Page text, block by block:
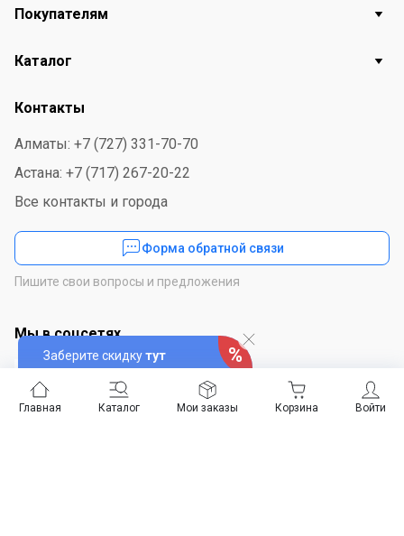
Главная Каталог Войти
Мои заказы Корзина
Заберите скидкутут
Покупателям
Каталог
Контакты
Алматы: +7 (727) 331-70-70
Астана: +7 (717) 267-20-22
Все контакты и города
Форма обратной связи
Пишите свои вопросы и предложения
Мы в соцсетях